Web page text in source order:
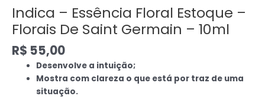
Indica – Essência Floral Estoque –
Florais De Saint Germain – 10ml
R$ 55,00
Desenvolve a intuição;
Mostra com clareza o que está por traz de uma
situação.